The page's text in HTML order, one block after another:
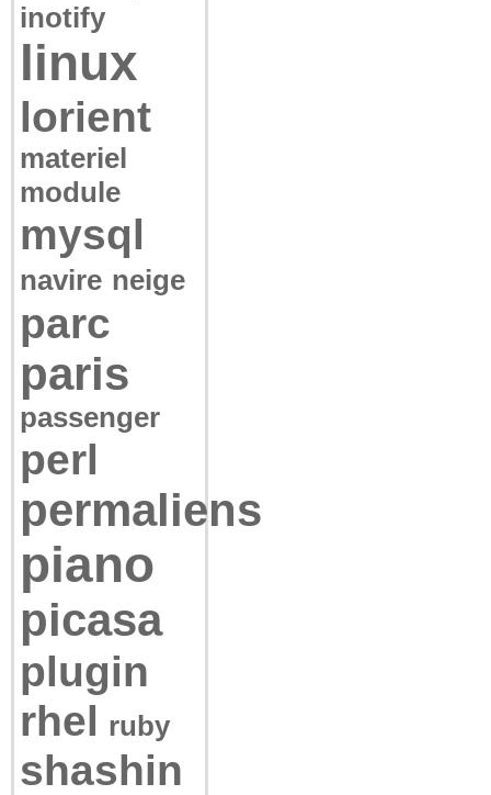
inotify
linux
lorient
materiel
module
mysql
navire neige
parc
paris
passenger
perl
permaliens
piano
picasa
plugin
rhel ruby
shashin